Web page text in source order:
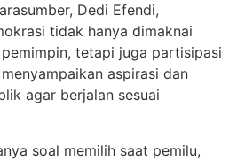
Dedi Efendi,
tidak hanya dimaknai
tetapi juga partisipasi
aspirasi dan
agar berjalan sesuai
soal memilih saat pemilu,